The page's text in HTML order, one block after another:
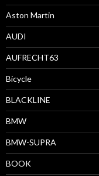
Aston Martin
AUDI
AUFRECHT63
Bicycle
BLACKLINE
BMW
BMW-SUPRA
BOOK